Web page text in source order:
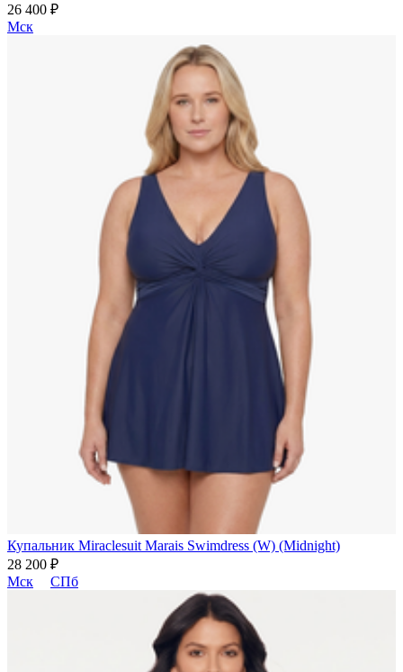
26 400 ₽
Мск
Купальник Miraclesuit Marais Swimdress (W) (Midnight)
28 200 ₽
Мск
СПб